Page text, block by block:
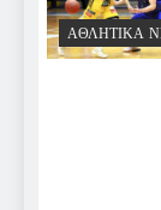
ΑΘΛΗΤΙΚΆ